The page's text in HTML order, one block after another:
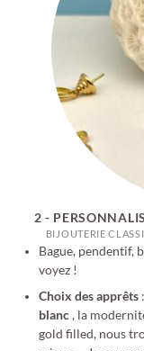
2 -
BIJOUTERIE
Bague, pendentif,
voyez !
Choix des apprêts:
blanc, la
gold filled, nous